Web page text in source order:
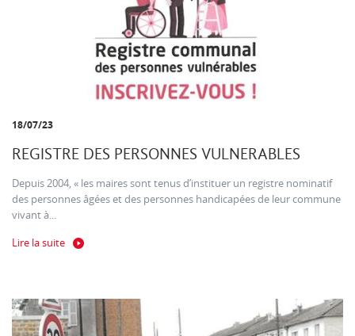
18/07/23
REGISTRE DES PERSONNES VULNERABLES
Depuis 2004, « les maires sont tenus d’instituer un registre nominatif
des personnes âgées et des personnes handicapées de leur commune
vivant à...
Lire la suite